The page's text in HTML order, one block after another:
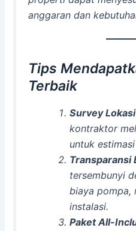
anggaran dan
Tips
Terbaik
Survey
kontraktor
untuk
Transparansi
tersembunyi
biaya pompa,
instalasi.
Paket All-